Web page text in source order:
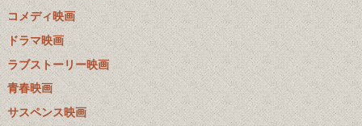
コメディ映画
ドラマ映画
ラブストーリー映画
青春映画
サスペンス映画